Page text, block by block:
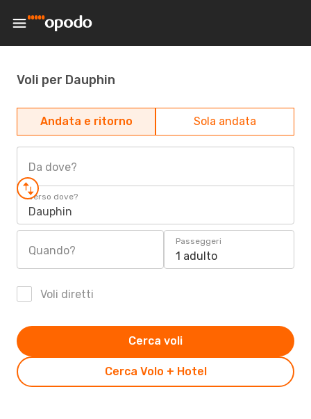
Voli per Dauphin
Andata e ritorno Sola andata
Da dove?
Verso dove?
Dauphin
Quando?
Passeggeri
1 adulto
Voli diretti
Cerca Volo + Hotel
Cerca voli